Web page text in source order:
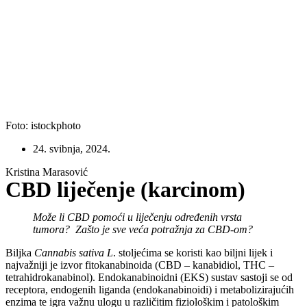
Foto: istockphoto
24. svibnja, 2024.
Kristina Marasović
CBD liječenje (karcinom)
Može li CBD pomoći u liječenju određenih vrsta
tumora? Zašto je sve veća potražnja za CBD-om?
Biljka Cannabis sativa L. stoljećima se koristi kao biljni lijek i
najvažniji je izvor fitokanabinoida (CBD – kanabidiol, THC –
tetrahidrokanabinol). Endokanabinoidni (EKS) sustav sastoji se od
receptora, endogenih liganda (endokanabinoidi) i metabolizirajućih
enzima te igra važnu ulogu u različitim fiziološkim i patološkim